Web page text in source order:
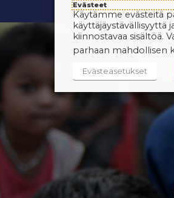
Evästeet
Käytämme evästeitä
käyttäjäystävällisyyttä
kiinnostavaa sisältöä.
parhaan mahdollisen
Evästeasetukset